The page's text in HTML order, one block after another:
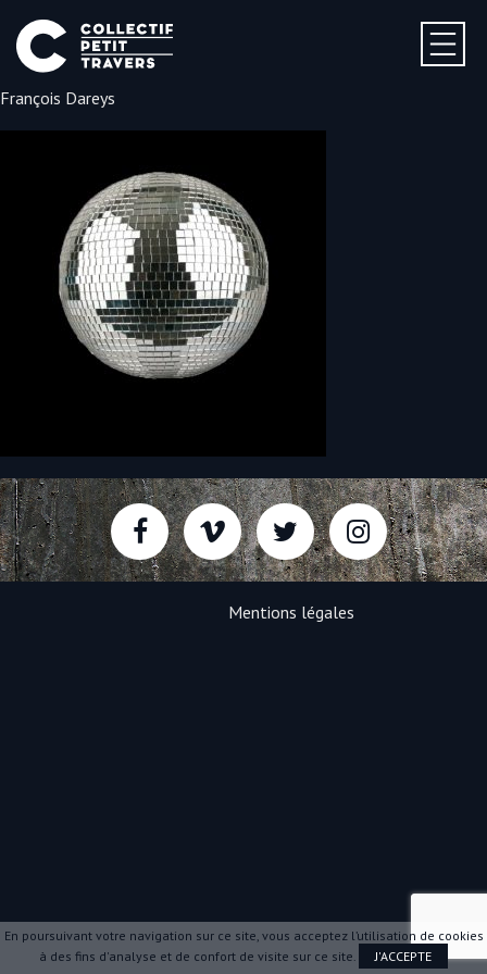
En poursuivant votre navigation sur ce site, vous acceptez l’utilisation de cookies
à des fins d'analyse et de confort de visite sur ce site.
J'ACCEPTE
François Dareys
Mentions légales